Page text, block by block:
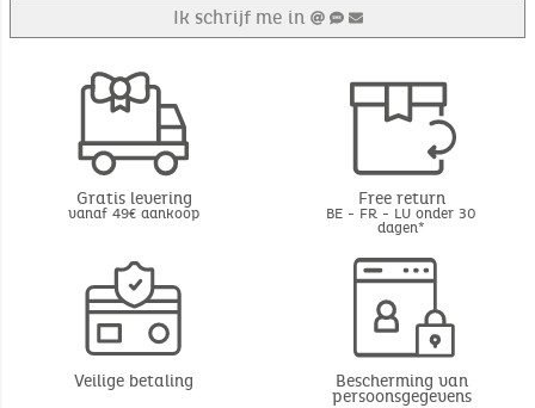
Ik schrijf me in
Gratis levering
vanaf 49€ aankoop
Free return
BE - FR - LU onder 30
dagen*
Veilige betaling Bescherming van
persoonsgegevens